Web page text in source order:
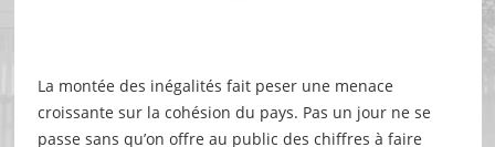
La montée des inégalités fait peser une menace
croissante sur la cohésion du pays. Pas un jour ne se
passe sans qu’on offre au public des chiffres à faire